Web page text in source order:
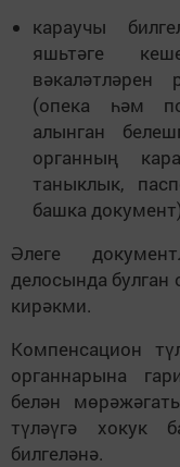
караучы
яшьтәге
вәкаләтләрен
(опека һәм
алынган
органның
таныклык,
башка
Әлеге
делосында
кирәкми.
Компенсацион тү
органнарына
белән мөрәжә
түләүгә хокук
билгеләнә.